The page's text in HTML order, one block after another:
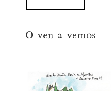
O ven a vernos